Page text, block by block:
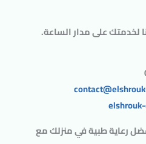
لخدمتك على مدار الساعة.
رعاية طبية في منزلك مع